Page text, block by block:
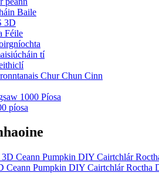
Baile
3D
Féile
tí
Chur Chun Cinn
1000 Píosa
píosa
Ceann Pumpkin DIY Cairtchlár Roctha